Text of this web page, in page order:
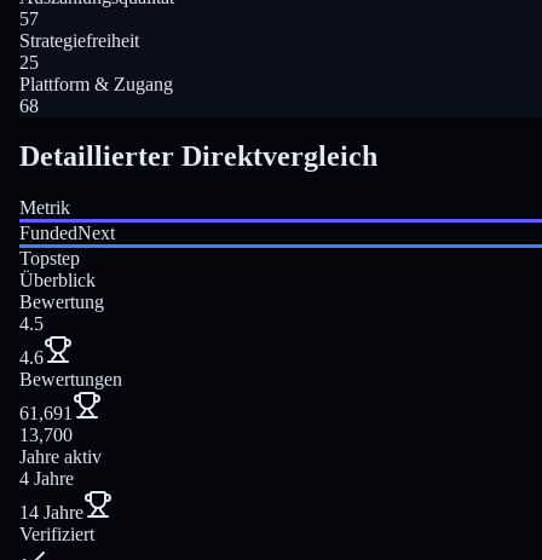
57
Strategiefreiheit
25
Plattform & Zugang
68
Detaillierter Direktvergleich
Metrik
FundedNext
Topstep
Überblick
Bewertung
4.5
4.6
Bewertungen
61,691
13,700
Jahre aktiv
4 Jahre
14 Jahre
Verifiziert